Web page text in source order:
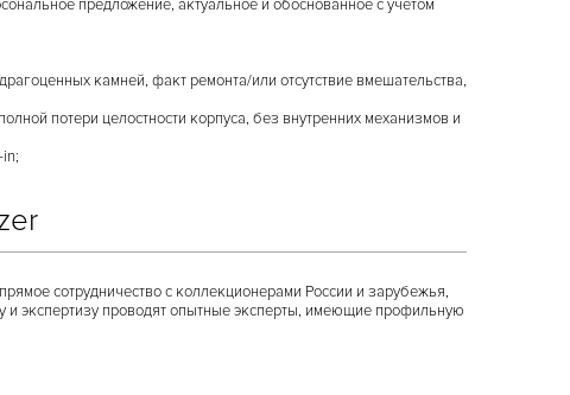
предложение, актуальное и обоснованное с учетом
камней, факт ремонта/или отсутствие вмешательства,
потери целостности корпуса, без внутренних механизмов и
сотрудничество с коллекционерами России и зарубежья,
и экспертизу проводят опытные эксперты, имеющие профильную